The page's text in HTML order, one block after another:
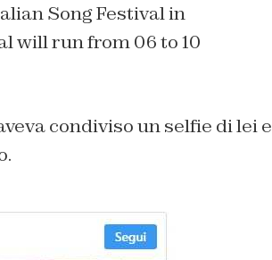
Song Festival in
will run from 06 to 10
condiviso un selfie di lei e